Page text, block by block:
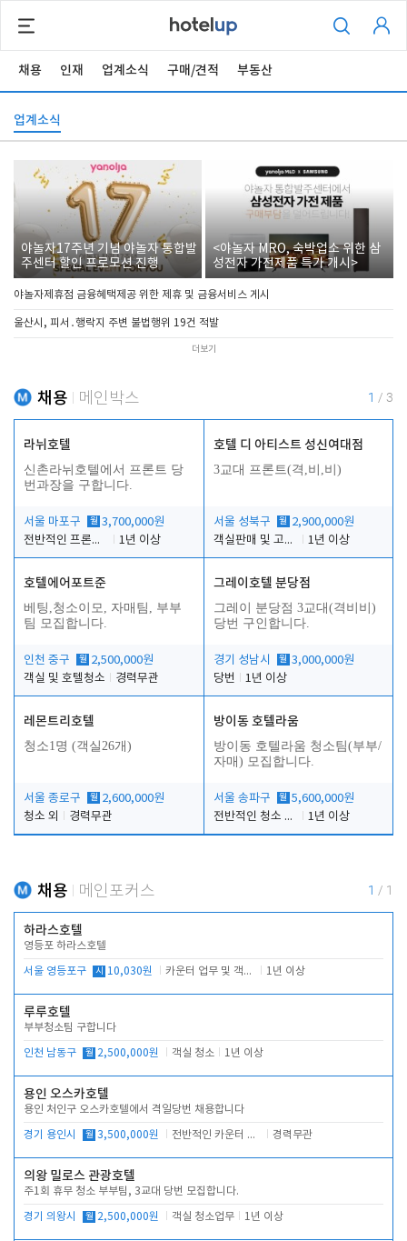
채용 인재 업계소식 구매/견적 부동산
업계소식
야놀자17주년 기념 야놀자 통합발
주센터 할인 프로모션 진행
<야놀자 MRO, 숙박업소 위한 삼
성전자 가전제품 특가 개시>
야놀자제휴점 금융혜택제공 위한 제휴 및 금융서비스 게시
울산시, 피서․행락지 주변 불법행위 19건 적발
더보기
채용 메인박스 1 / 3
라뉘호텔
신촌라뉘호텔에서 프론트 당
번과장을 구합니다.
서울 마포구 월 3,700,000원
전반적인 프론트 당번업무
1년 이상
호텔 디 아티스트 성신여대점
3교대 프론트(격,비,비)
서울 성북구 월 2,900,000원
객실판매 및 고객응대
1년 이상
호텔에어포트준
베팅,청소이모, 자매팀, 부부
팀 모집합니다.
인천 중구 월 2,500,000원
객실 및 호텔청소
경력무관
그레이호텔 분당점
그레이 분당점 3교대(격비비)
당번 구인합니다.
경기 성남시 월 3,000,000원
당번
1년 이상
레몬트리호텔
청소1명 (객실26개)
서울 종로구 월 2,600,000원
청소 외
경력무관
방이동 호텔라움
방이동 호텔라움 청소팀(부부/
자매) 모집합니다.
서울 송파구 월 5,600,000원
전반적인 청소 업무(객실청소.객실정리)
1년 이상
채용 메인포커스 1 / 1
하라스호텔
영등포 하라스호텔
서울 영등포구 시 10,030원 카운터 업무 및 객실관리(청소상태 확인, 객실판매) 1년 이상
루루호텔
부부청소팀 구합니다
인천 남동구 월 2,500,000원 객실 청소 1년 이상
용인 오스카호텔
용인 처인구 오스카호텔에서 격일당번 채용합니다
경기 용인시 월 3,500,000원 전반적인 카운터 업무 경력무관
의왕 밀로스 관광호텔
주1회 휴무 청소 부부팀, 3교대 당번 모집합니다.
경기 의왕시 월 2,500,000원 객실 청소업무 1년 이상